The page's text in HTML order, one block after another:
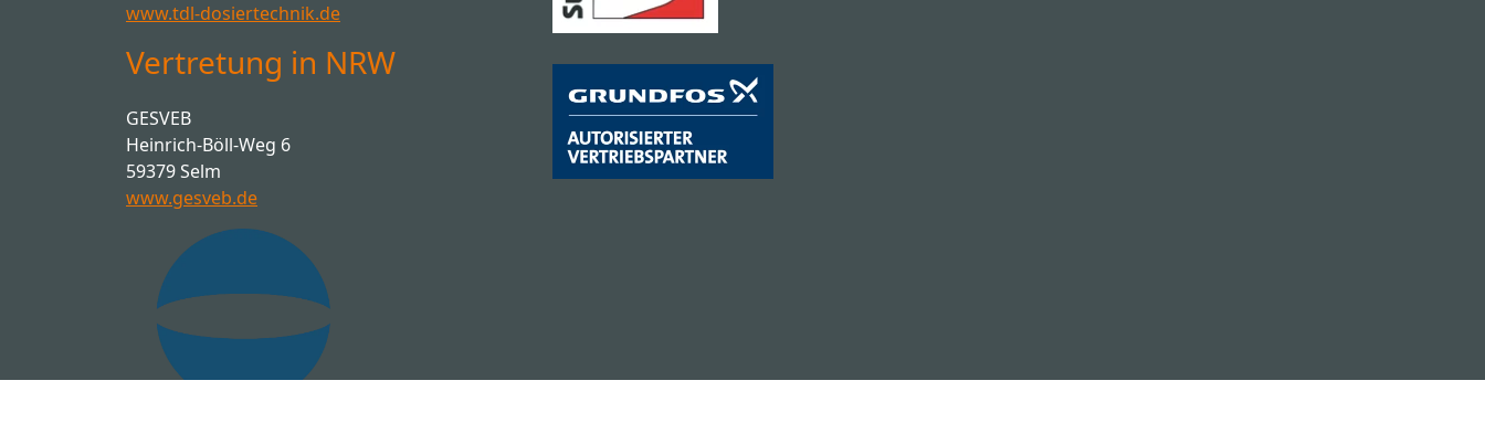
www.tdl-dosiertechnik.de
Vertretung in NRW
GESVEB
Heinrich-Böll-Weg 6
59379 Selm
www.gesveb.de